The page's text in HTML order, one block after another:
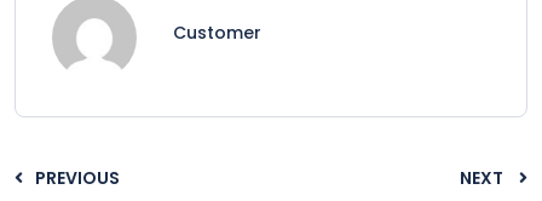
Customer
PREVIOUS NEXT